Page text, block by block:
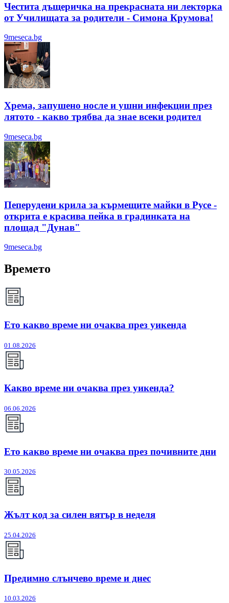
Честита дъщеричка на прекрасната ни лекторка
от Училищата за родители - Симона Крумова!
9meseca.bg
Хрема, запушено носле и ушни инфекции през
лятотo - какво трябва да знае всеки родител
9meseca.bg
Пеперудени крила за кърмещите майки в Русе -
открита е красива пейка в градинката на
площад "Дунав"
9meseca.bg
Времето
Ето какво време ни очаква през уикенда
01.08.2026
Какво време ни очаква през уикенда?
06.06.2026
Ето какво време ни очаква през почивните дни
30.05.2026
Жълт код за силен вятър в неделя
25.04.2026
Предимно слънчево време и днес
10.03.2026